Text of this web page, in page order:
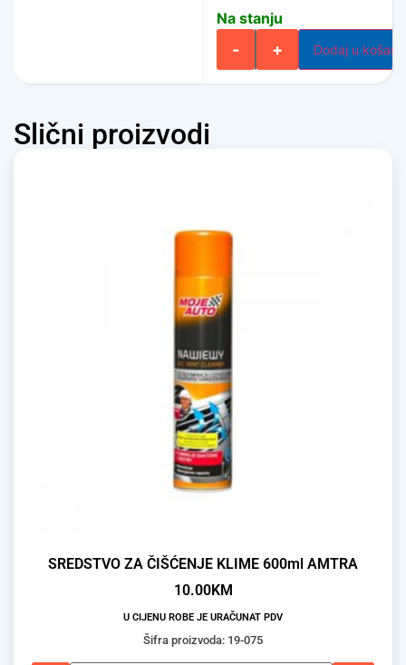
Na stanju
- + Dodaj u
Slični proizvodi
SREDSTVO ZA ČIŠĆENJE KLIME 600ml AMTRA
10.00KM
U CIJENU ROBE JE URAČUNAT PDV
Šifra proizvoda: 19-075